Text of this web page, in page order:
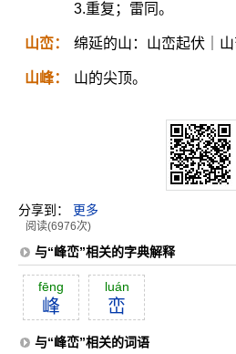
3.重复；雷同。
山峦： 绵延的山：山峦起伏｜山
山峰： 山的尖顶。
分享到： 更多
阅读(6976次)
与“峰峦”相关的字典解释
fēng
峰
luán
峦
与“峰峦”相关的词语